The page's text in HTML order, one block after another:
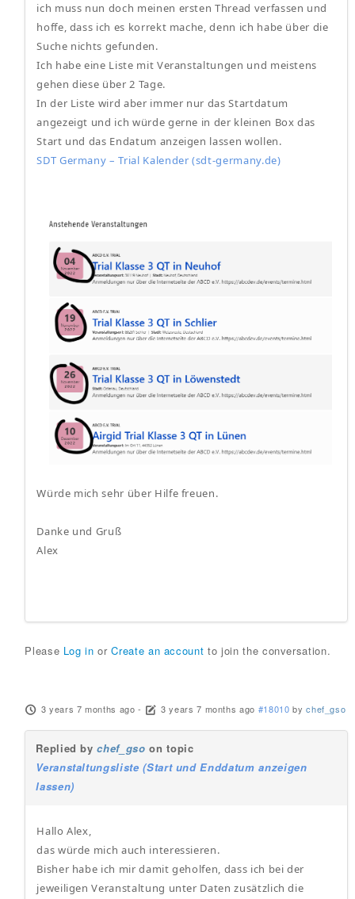
ich muss nun doch meinen ersten Thread verfassen und
hoffe, dass ich es korrekt mache, denn ich habe über die
Suche nichts gefunden.
Ich habe eine Liste mit Veranstaltungen und meistens
gehen diese über 2 Tage.
In der Liste wird aber immer nur das Startdatum
angezeigt und ich würde gerne in der kleinen Box das
Start und das Endatum anzeigen lassen wollen.
SDT Germany – Trial Kalender (sdt-germany.de)
Würde mich sehr über Hilfe freuen.
Danke und Gruß
Alex
Please Log in orCreate an account to join the conversation.
3 years 7 months ago - 3 years 7 months ago #18010 bychef_gso
Replied bychef_gso on topic
Veranstaltungsliste (Start und Enddatum anzeigen
lassen)
Hallo Alex,
das würde mich auch interessieren.
Bisher habe ich mir damit geholfen, dass ich bei der
jeweiligen Veranstaltung unter Daten zusätzlich die